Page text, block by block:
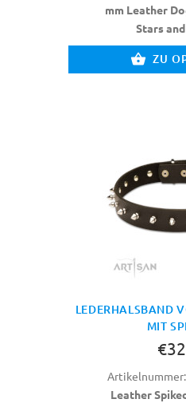
mm Leather
Stars
ZU
LEDERHALSBAND
MIT
Artikelnummer:
Leather